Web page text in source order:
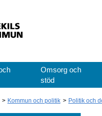
Omsorg och
stöd
Kommun och politik Politik och